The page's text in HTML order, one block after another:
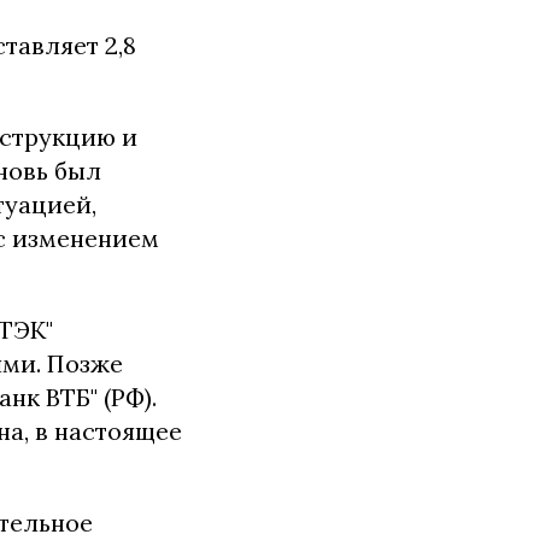
2,8
и
был
изменением
Позже
ВТБ" (РФ).
в настоящее